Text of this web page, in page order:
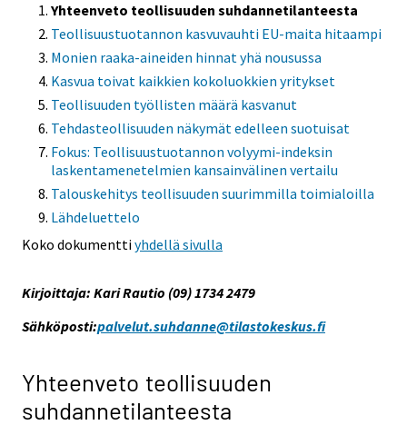
Yhteenveto teollisuuden suhdannetilanteesta
Teollisuustuotannon kasvuvauhti EU-maita hitaampi
Monien raaka-aineiden hinnat yhä nousussa
Kasvua toivat kaikkien kokoluokkien yritykset
Teollisuuden työllisten määrä kasvanut
Tehdasteollisuuden näkymät edelleen suotuisat
Fokus: Teollisuustuotannon volyymi-indeksin
laskentamenetelmien kansainvälinen vertailu
Talouskehitys teollisuuden suurimmilla toimialoilla
Lähdeluettelo
Koko dokumenttiyhdellä sivulla
Kirjoittaja: Kari Rautio (09) 1734 2479
Sähköposti:palvelut.suhdanne@tilastokeskus.fi
Yhteenveto teollisuuden
suhdannetilanteesta